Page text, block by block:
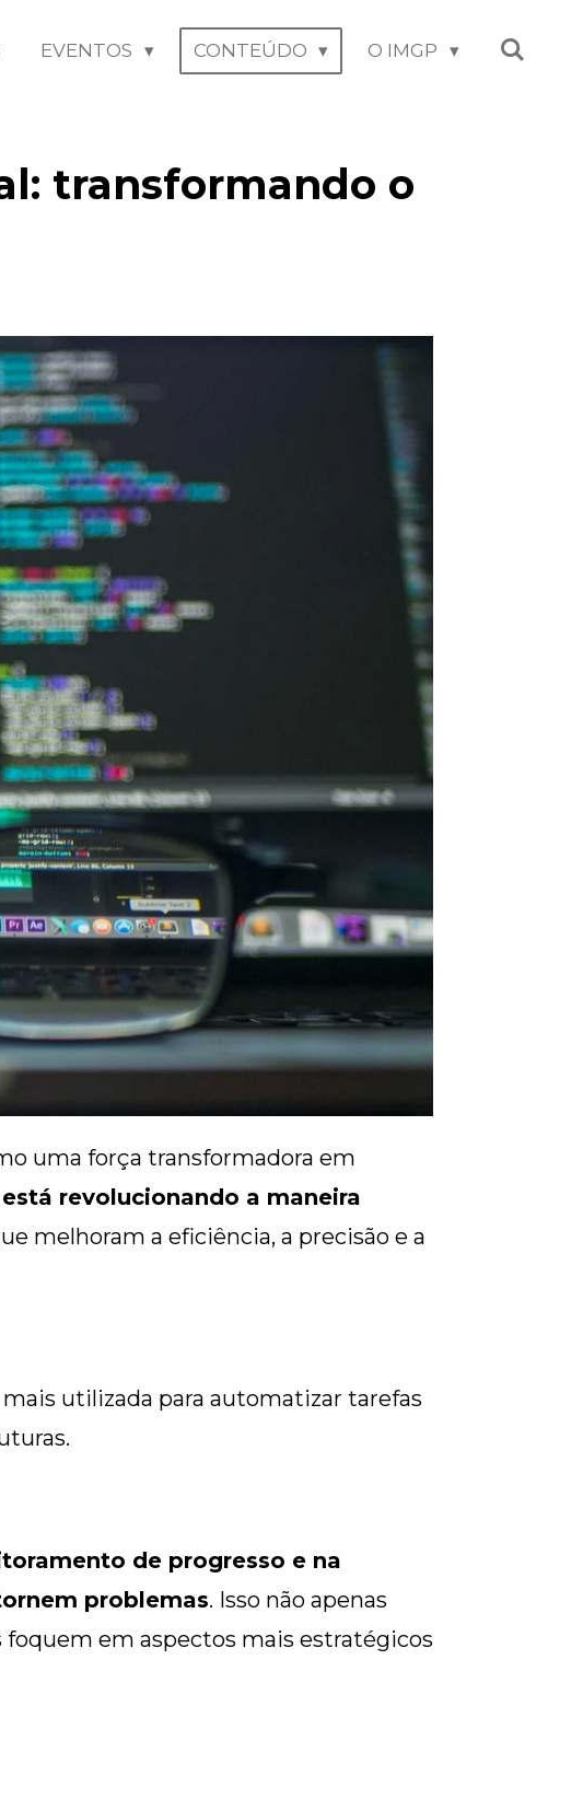
EVENTOS CONTEÚDO O IMGP
transformando o
uma força transformadora em
revolucionando a maneira
melhoram a eficiência, a precisão e a
utilizada para automatizar tarefas
de progresso e na
problemas. Isso não apenas
em aspectos mais estratégicos